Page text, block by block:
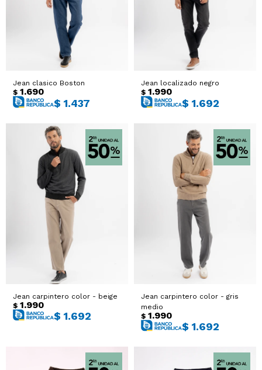
Jean clasico Boston
$ 1.690
$ 1.437
Jean localizado negro
$ 1.990
$ 1.692
Jean carpintero color - beige
$ 1.990
$ 1.692
Jean carpintero color - gris
medio
$ 1.990
$ 1.692